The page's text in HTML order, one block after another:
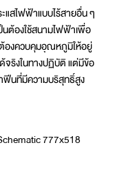
สไฟฟ้าแบบไร้สายอื่น ๆ
นต้องใช้สนามไฟฟ้าเพื่อ
ต้องควบคุมอุณหภูมิให้อยู่
จริงในทางปฏิบัติ แต่มีข้อ
ฟีนที่มีความบริสุทธิ์สูง